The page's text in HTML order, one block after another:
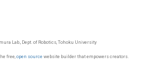
Lab., Dept. of Robotics, Tohoku University
free, open source website builder that empowers creators.